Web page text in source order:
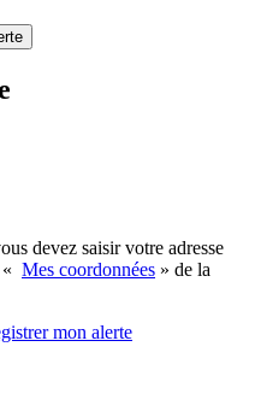
devez saisir votre adresse
Mes coordonnées » de la
mon alerte